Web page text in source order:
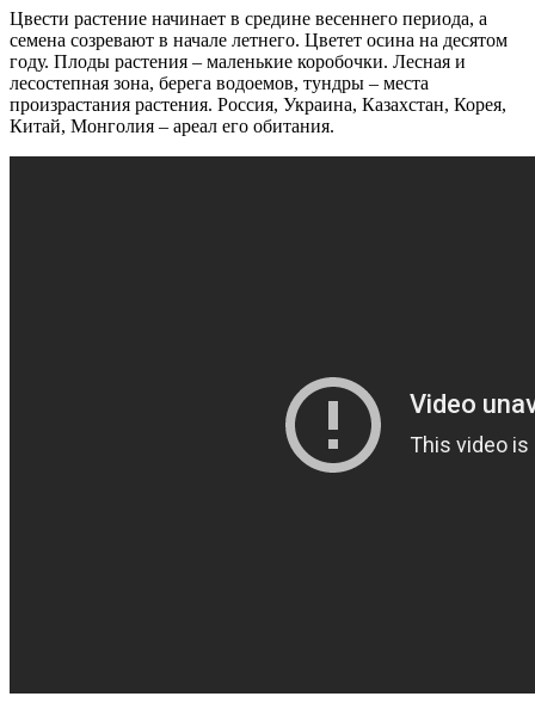
Цвести растение начинает в средине весеннего периода, а
семена созревают в начале летнего. Цветет осина на десятом
году. Плоды растения – маленькие коробочки. Лесная и
лесостепная зона, берега водоемов, тундры – места
произрастания растения. Россия, Украина, Казахстан, Корея,
Китай, Монголия – ареал его обитания.